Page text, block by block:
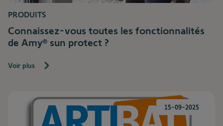
PRODUITS
Connaissez-vous toutes les fonctionnalités
de Amy® sun protect ?
Voir plus
15-09-2025